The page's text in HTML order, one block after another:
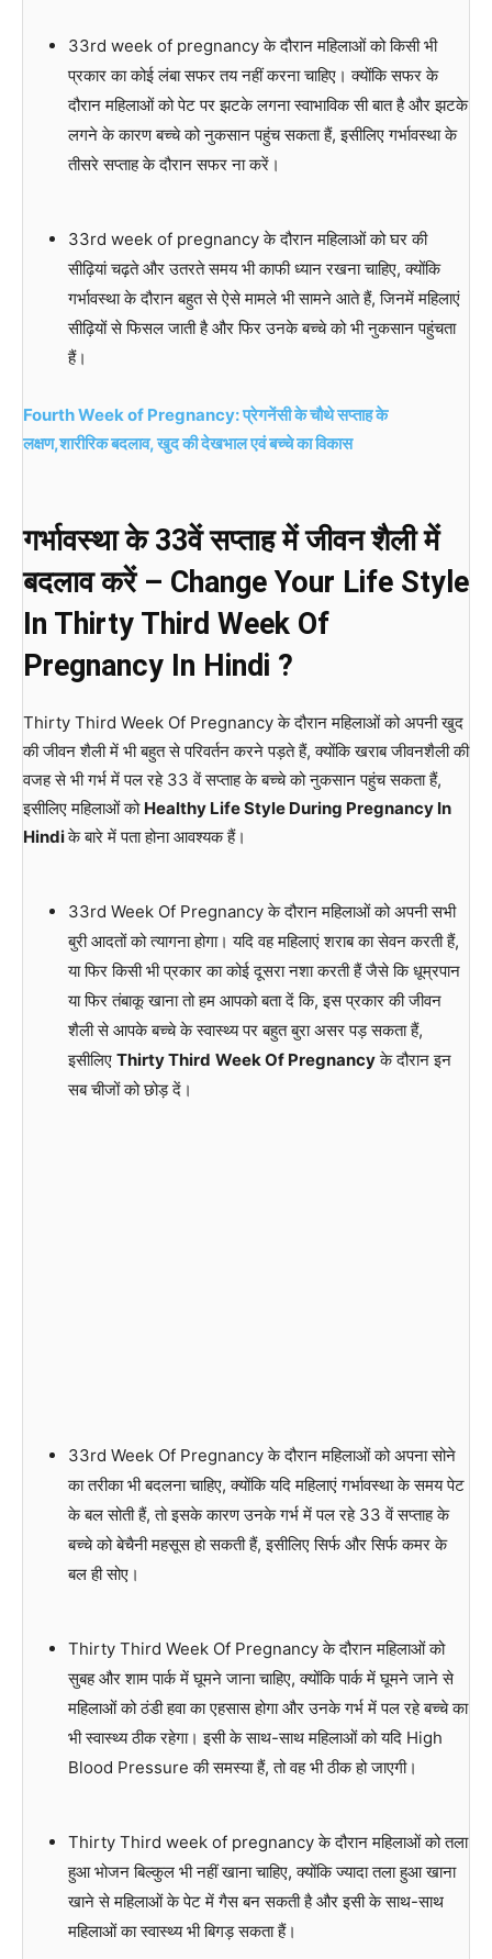
33rd week of pregnancy के दौरान महिलाओं को किसी भी
प्रकार का कोई लंबा सफर तय नहीं करना चाहिए। क्योंकि सफर के
दौरान महिलाओं को पेट पर झटके लगना स्वाभाविक सी बात है और झटके
लगने के कारण बच्चे को नुकसान पहुंच सकता हैं, इसीलिए गर्भावस्था के
तीसरे सप्ताह के दौरान सफर ना करें।
33rd week of pregnancy के दौरान महिलाओं को घर की
सीढ़ियां चढ़ते और उतरते समय भी काफी ध्यान रखना चाहिए, क्योंकि
गर्भावस्था के दौरान बहुत से ऐसे मामले भी सामने आते हैं, जिनमें महिलाएं
सीढ़ियों से फिसल जाती है और फिर उनके बच्चे को भी नुकसान पहुंचता
हैं।
Fourth Week of Pregnancy: प्रेगनेंसी के चौथे सप्ताह के
लक्षण,शारीरिक बदलाव, खुद की देखभाल एवं बच्चे का विकास
गर्भावस्था के 33वें सप्ताह में जीवन शैली में
बदलाव करें – Change Your Life Style
In Thirty Third Week Of
Pregnancy In Hindi ?
Thirty Third Week Of Pregnancy के दौरान महिलाओं को अपनी खुद
की जीवन शैली में भी बहुत से परिवर्तन करने पड़ते हैं, क्योंकि खराब जीवनशैली की
वजह से भी गर्भ में पल रहे 33 वें सप्ताह के बच्चे को नुकसान पहुंच सकता हैं,
इसीलिए महिलाओं को Healthy Life Style During Pregnancy In
Hindiके बारे में पता होना आवश्यक हैं।
33rd Week Of Pregnancy के दौरान महिलाओं को अपनी सभी
बुरी आदतों को त्यागना होगा। यदि वह महिलाएं शराब का सेवन करती हैं,
या फिर किसी भी प्रकार का कोई दूसरा नशा करती हैं जैसे कि धूम्रपान
या फिर तंबाकू खाना तो हम आपको बता दें कि, इस प्रकार की जीवन
शैली से आपके बच्चे के स्वास्थ्य पर बहुत बुरा असर पड़ सकता हैं,
इसीलिए Thirty Third Week Of Pregnancyके दौरान इन
सब चीजों को छोड़ दें।
33rd Week Of Pregnancy के दौरान महिलाओं को अपना सोने
का तरीका भी बदलना चाहिए, क्योंकि यदि महिलाएं गर्भावस्था के समय पेट
के बल सोती हैं, तो इसके कारण उनके गर्भ में पल रहे 33 वें सप्ताह के
बच्चे को बेचैनी महसूस हो सकती हैं, इसीलिए सिर्फ और सिर्फ कमर के
बल ही सोए।
Thirty Third Week Of Pregnancy के दौरान महिलाओं को
सुबह और शाम पार्क में घूमने जाना चाहिए, क्योंकि पार्क में घूमने जाने से
महिलाओं को ठंडी हवा का एहसास होगा और उनके गर्भ में पल रहे बच्चे का
भी स्वास्थ्य ठीक रहेगा। इसी के साथ-साथ महिलाओं को यदि High
Blood Pressure की समस्या हैं, तो वह भी ठीक हो जाएगी।
Thirty Third week of pregnancy के दौरान महिलाओं को तला
हुआ भोजन बिल्कुल भी नहीं खाना चाहिए, क्योंकि ज्यादा तला हुआ खाना
खाने से महिलाओं के पेट में गैस बन सकती है और इसी के साथ-साथ
महिलाओं का स्वास्थ्य भी बिगड़ सकता हैं।